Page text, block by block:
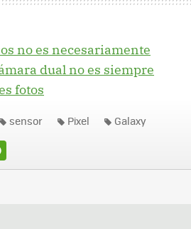
no es necesariamente
dual no es siempre
fotos
sensor Pixel Galaxy